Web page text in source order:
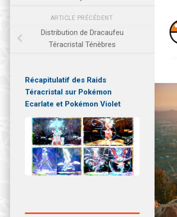
ARTICLE PRÉCÉDENT
Distribution de Dracaufeu
Téracristal Ténèbres
Récapitulatif des Raids
Téracristal sur Pokémon
Ecarlate et Pokémon Violet